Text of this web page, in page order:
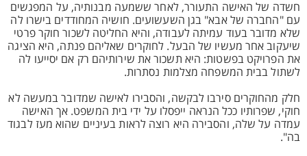
חשדה של האישה התעורר, לאחר ששמעה מבנותיה, על המפגשים
עם "החברה של אבא" בגן השעשועים. חושיה המחודדים בישרו לה
שלא מדובר בעוד עמיתה לעבודה, והיא החליטה לשכור חוקר פרטי
שיעקוב אחר מעשיו של הבעל. לחוקרים שאליהם פנתה, היא הציגה
את הפרויקט בפשטות: היא תשכור את שירותיהם רק אם יסייעו לה
לשתול בבית המשפחה מצלמות נסתרות.
חלק מהחוקרים סירבו לבקשה, והסבירו לאישה שמדובר במעשה לא
חוקי, שפרותיו ככל הנראה ייפסלו על ידי בית המשפט. אך האישה
עמדה על שלה, והסבירה היא רוצה לראות בעיניים שהוא מעז לבגוד
בה".